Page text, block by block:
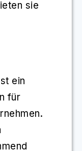
sie
ein
für